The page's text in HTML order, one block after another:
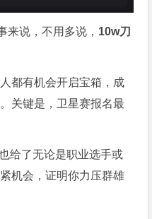
来说，不用多说， 10w刀
都有机会开启宝箱，成
关键是，卫星赛报名最
给了无论是职业选手或
机会，证明你力压群雄